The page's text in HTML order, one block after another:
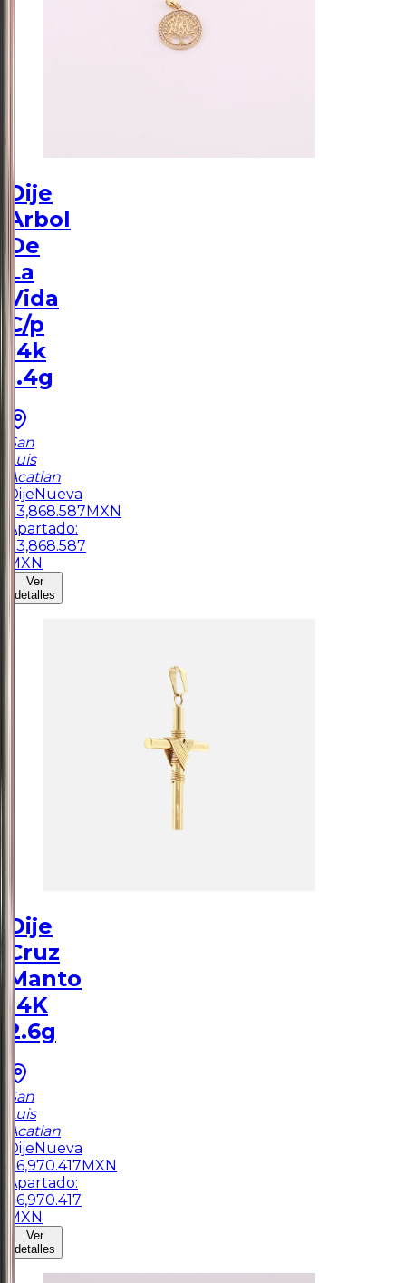
Dije
Arbol
De
La
Vida
C/p
14k
1.4g
San
Luis
Acatlan
DijeNueva
$3,868.587MXN
Apartado:
$3,868.587
MXN
Ver
detalles
Dije
Cruz
Manto
14K
2.6g
San
Luis
Acatlan
DijeNueva
$6,970.417MXN
Apartado:
$6,970.417
MXN
Ver
detalles